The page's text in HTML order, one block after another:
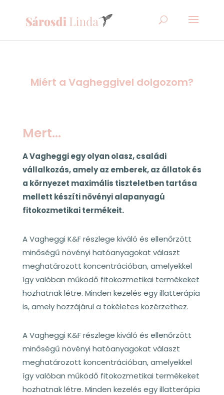
Miért a Vagheggivel dolgozom?
Mert…
A Vagheggi egy olyan olasz, családi
vállalkozás, amely az emberek, az állatok és
a környezet maximális tiszteletben tartása
mellett készíti növényi alapanyagú
fitokozmetikai termékeit.
A Vagheggi K&F részlege kiváló és ellenőrzött
minőségű növényi hatóanyagokat választ
meghatározott koncentrációban, amelyekkel
így valóban működő fitokozmetikai termékeket
hozhatnak létre. Minden kezelés egy illatterápia
is, amely hozzájárul a tökéletes közérzethez.
A Vagheggi K&F részlege kiváló és ellenőrzött
minőségű növényi hatóanyagokat választ
meghatározott koncentrációban, amelyekkel
így valóban működő fitokozmetikai termékeket
hozhatnak létre. Minden kezelés egy illatterápia